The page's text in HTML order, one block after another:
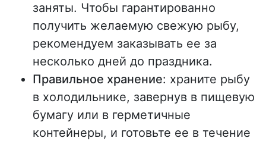
заняты. Чтобы гарантированно
получить желаемую свежую рыбу,
рекомендуем заказывать ее за
несколько дней до праздника.
Правильное хранение: храните рыбу
в холодильнике, завернув в пищевую
бумагу или в герметичные
контейнеры, и готовьте ее в течение